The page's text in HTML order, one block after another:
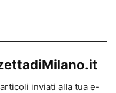
inviati alla tua e-